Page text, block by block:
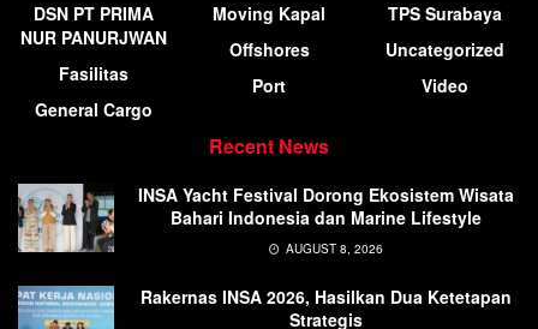
DSN PT PRIMA
NUR PANURJWAN
Fasilitas
General Cargo
Moving Kapal
Offshores
Port
TPS Surabaya
Uncategorized
Video
Recent News
INSA Yacht Festival Dorong Ekosistem Wisata
Bahari Indonesia dan Marine Lifestyle
AUGUST 8, 2026
Rakernas INSA 2026, Hasilkan Dua Ketetapan
Strategis